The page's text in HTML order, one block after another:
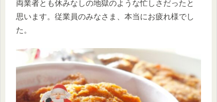
両業者とも休みなしの地獄のような忙しさだったと
思います。従業員のみなさま、本当にお疲れ様でし
た。